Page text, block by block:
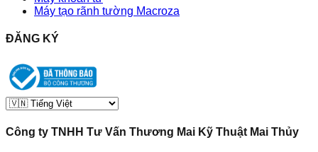
Máy tạo rãnh tường Macroza
ĐĂNG KÝ
Công ty TNHH Tư Vấn Thương Mai Kỹ Thuật Mai Thủy